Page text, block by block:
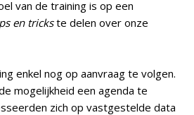
van de training is op een
en trickste delen over onze
enkel nog op aanvraag te volgen.
mogelijkheid een agenda te
zich op vastgestelde data